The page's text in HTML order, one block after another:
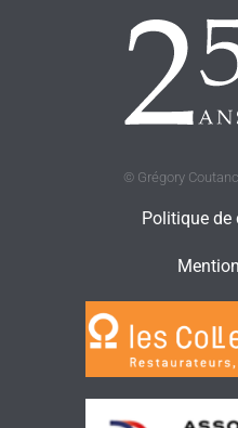
© Grégory
Politique